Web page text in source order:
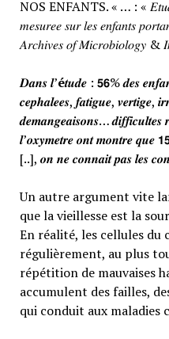
NOS ENFANTS. « … : «
𝑚𝑒𝑠𝑢𝑟𝑒𝑒 𝑠𝑢𝑟 𝑙𝑒𝑠 𝑒𝑛𝑓𝑎𝑛𝑡𝑠
𝐴𝑟𝑐ℎ𝑖𝑣𝑒𝑠 𝑜𝑓 𝑀𝑖𝑐𝑟𝑜𝑏𝑖𝑜𝑙𝑜𝑔𝑦
𝑫𝒂𝒏𝒔 𝒍’é𝒕𝒖𝒅𝒆 : 𝟱𝟲% 𝒅𝒆𝒔
𝒄𝒆𝒑𝒉𝒂𝒍𝒆𝒆𝒔, 𝒇𝒂𝒕𝒊𝒈𝒖𝒆, 𝒗𝒆𝒓𝒕𝒊𝒈𝒆,
𝒅𝒆𝒎𝒂𝒏𝒈𝒆𝒂𝒊𝒔𝒐𝒏𝒔… 𝒅𝒊𝒇𝒇𝒊𝒄𝒖𝒍𝒕𝒆𝒔
𝒍’𝒐𝒙𝒚𝒎𝒆𝒕𝒓𝒆 𝒐𝒏𝒕 𝒎𝒐𝒏𝒕𝒓𝒆 𝒒𝒖𝒆
[..], 𝒐𝒏 𝒏𝒆 𝒄𝒐𝒏𝒏𝒂𝒊𝒕 𝒑𝒂𝒔 𝒍𝒆𝒔
Un autre argument vite
que la vieillesse est la
En réalité, les cellules du
régulièrement, au plus
répétition de mauvaises
accumulent des failles,
qui conduit aux maladies